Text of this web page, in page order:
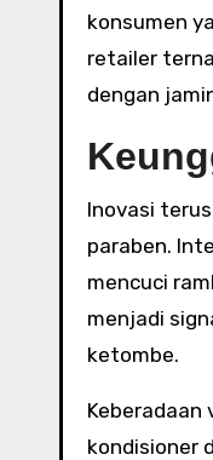
konsumen
retailer
dengan
Inovasi
paraben.
mencuci
menjadi
ketombe.
Keberadaan
kondisioner